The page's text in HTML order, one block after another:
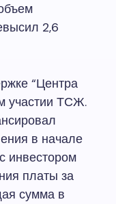
2,6
“Центра
участии ТСЖ.
в начале
инвестором
платы за
сумма в